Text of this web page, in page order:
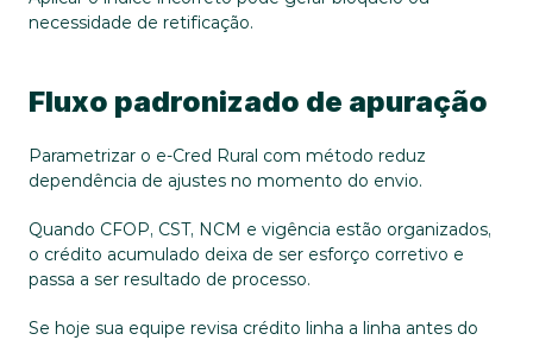
necessidade de retificação.
Fluxo padronizado de apuração
Parametrizar o e-Cred Rural com método reduz
dependência de ajustes no momento do envio.
Quando CFOP, CST, NCM e vigência estão organizados,
o crédito acumulado deixa de ser esforço corretivo e
passa a ser resultado de processo.
Se hoje sua equipe revisa crédito linha a linha antes do